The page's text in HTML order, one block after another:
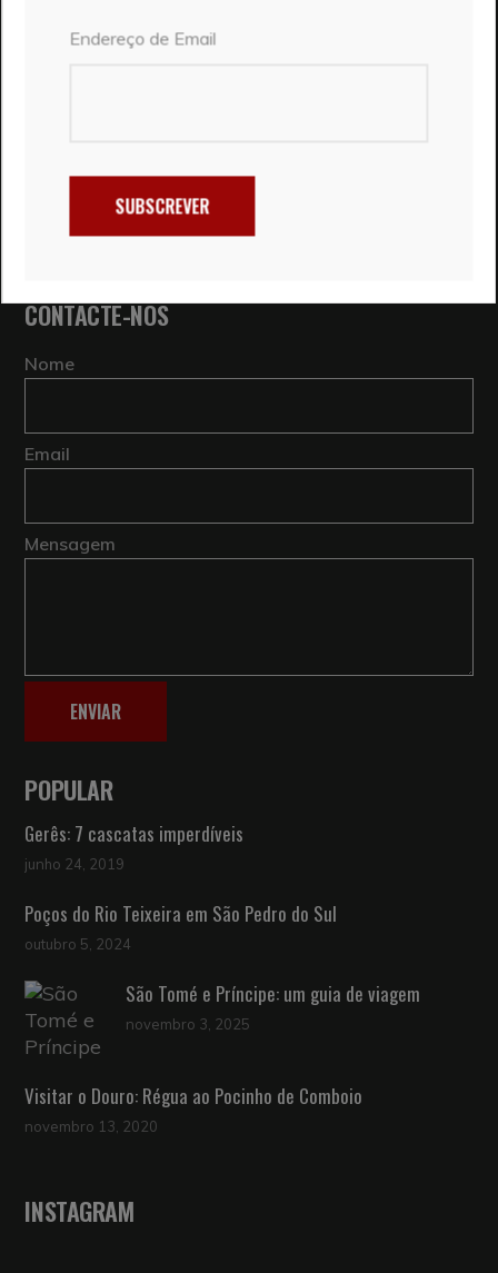
um espaço de partilha das nossas aventuras e
experiências em viagem.
CONTACTE-NOS
Nome
Email
Mensagem
ENVIAR
POPULAR
Gerês: 7 cascatas imperdíveis
junho 24, 2019
Poços do Rio Teixeira em São Pedro do Sul
outubro 5, 2024
São Tomé e Príncipe: um guia de viagem
novembro 3, 2025
Visitar o Douro: Régua ao Pocinho de Comboio
novembro 13, 2020
INSTAGRAM
Endereço de Email
SUBSCREVER